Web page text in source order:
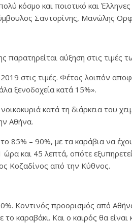
κόσμο και ποιοτικό και
Σαντορίνης, Μανώλης
παρατηρείται αύξηση στις τιμές
στις τιμές. Φέτος λοιπόν
ξενοδοχεία κατά 15%».
κατά τη διάρκεια του
Αθήνα.
85% – 90%, με τα καράβια να
ώρα και 45 λεπτά, οπότε
Κοζαδίνος από την Κύθνος.
Κοντινός προορισμός από
το καραβάκι. Και ο καιρός θα